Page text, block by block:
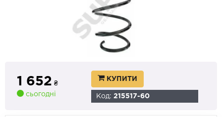
1 652 ₴
сьогодні
КУПИТИ
Код: 215517-60